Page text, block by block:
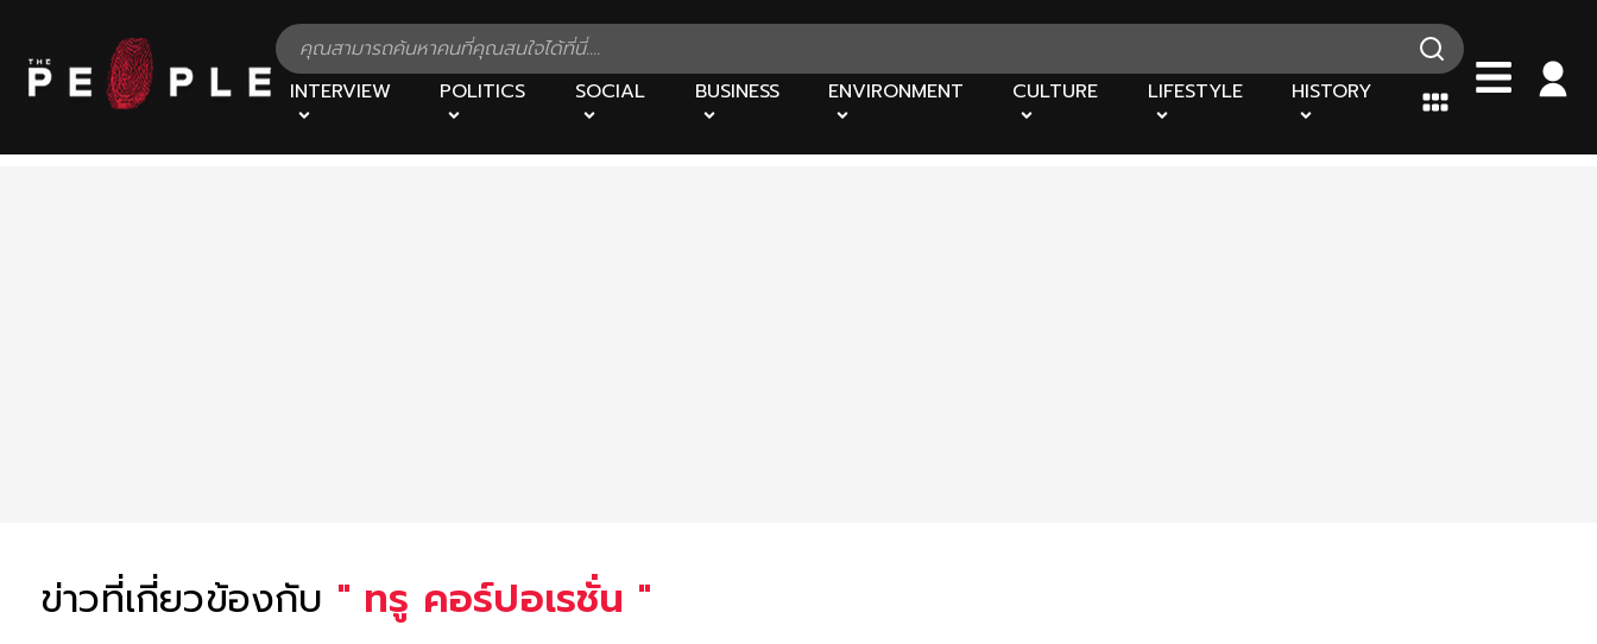
INTERVIEW POLITICS SOCIAL BUSINESS ENVIRONMENT CULTURE LIFESTYLE HISTORY
ข่าวที่เกี่ยวข้องกับ " ทรู คอร์ปอเรชั่น "